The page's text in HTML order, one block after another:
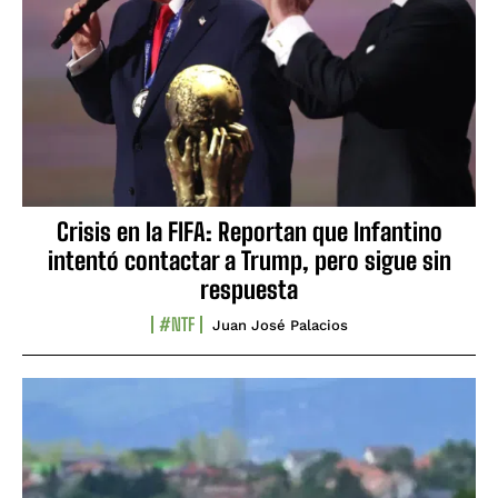
Crisis en la FIFA: Reportan que Infantino
intentó contactar a Trump, pero sigue sin
respuesta
#NTF Juan José Palacios